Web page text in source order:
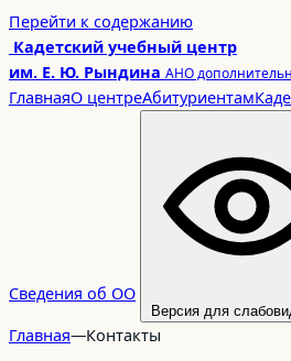
Перейти
к
содержимому
Перейти к содержанию
Кадетский учебный центр
им. Е. Ю. Рындина АНО
ГлавнаяО центреАбитуриентам
Сведения об ОО
Версия для
Главная—Контакты